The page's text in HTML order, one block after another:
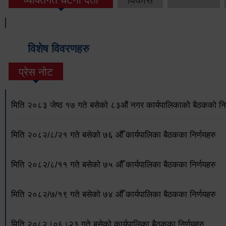
विशेष विवरणहरु
प्रेस नोट
मिति २०८३ जेष्ठ १७ गते बसेको ८३औं नगर कार्यपालिकाको बैठकको
मिति २०८२/८/२१ गते बसेको ७६ औँ कार्यपालिका बैठकका निर्णयहरु
मिति २०८२/८/११ गते बसेको ७५ औँ कार्यपालिका बैठकका निर्णयहरु
मिति २०८२/७/१९ गते बसेको ७४ औँ कार्यपालिका बैठकका निर्णयहरु